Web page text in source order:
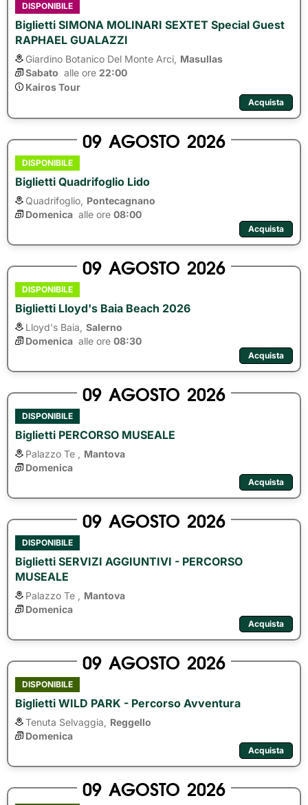
DISPONIBILE
Biglietti SIMONA MOLINARI SEXTET Special Guest
RAPHAEL GUALAZZI
Giardino Botanico Del Monte Arci, Masullas
Sabato alle ore 22:00
Kairos Tour
Acquista
09 AGOSTO 2026
DISPONIBILE
Biglietti Quadrifoglio Lido
Quadrifoglio, Pontecagnano
Domenica alle ore 08:00
Acquista
09 AGOSTO 2026
DISPONIBILE
Biglietti Lloyd's Baia Beach 2026
Lloyd's Baia, Salerno
Domenica alle ore 08:30
Acquista
09 AGOSTO 2026
DISPONIBILE
Biglietti PERCORSO MUSEALE
Palazzo Te ,
Mantova
Domenica
Acquista
09 AGOSTO 2026
DISPONIBILE
Biglietti SERVIZI AGGIUNTIVI - PERCORSO
MUSEALE
Palazzo Te ,
Mantova
Domenica
Acquista
09 AGOSTO 2026
DISPONIBILE
Biglietti WILD PARK - Percorso Avventura
Tenuta Selvaggia,
Reggello
Domenica
Acquista
09 AGOSTO 2026